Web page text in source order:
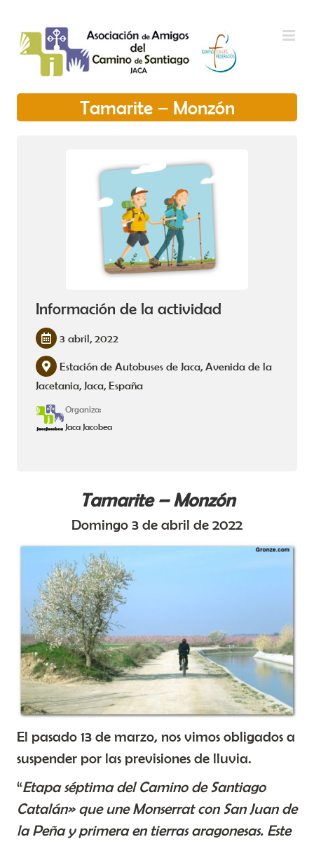
Tamarite – Monzón
Información de la actividad
3 abril, 2022
Estación de Autobuses de Jaca, Avenida de la
Jacetania, Jaca, España
Organiza:
Jaca Jacobea
Tamarite – Monzón
Domingo 3 de abril de 2022
El pasado 13 de marzo, nos vimos obligados a
suspender por las previsiones de lluvia.
“Etapa séptima del Camino de Santiago
Catalán» que une Monserrat con San Juan de
la Peña y primera en tierras aragonesas. Este